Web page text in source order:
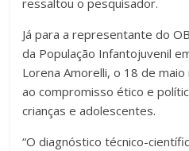
ressaltou o pesquisador.
Já para a representante do
da População Infantojuvenil
Lorena Amorelli, o 18 de
ao compromisso ético e
crianças e adolescentes.
“O diagnóstico técnico-